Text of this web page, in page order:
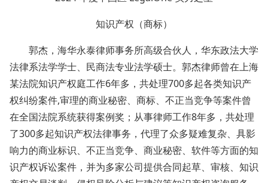
知识产权（商标）
郭杰，海华永泰律师事务所高级合伙人，华东政法大学
法律系法学学士、民商法专业法学硕士。郭杰律师曾在上海
某法院知识产权庭工作6年多，共处理700多起各类知识产
权纠纷案件,审理的商业秘密、商标、不正当竞争等案件曾
在全国法院系统获得案例奖；从事律师工作8年多，共处理
了300多起知识产权法律事务，代理了众多疑难复杂、具影
响力的商业标识、不正当竞争、商业秘密、软件等方面的知
识产权诉讼案件，并为多家公司提供合同起草、审核、知识